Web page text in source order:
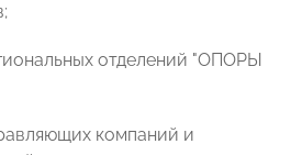
отделений "ОПОРЫ
компаний и